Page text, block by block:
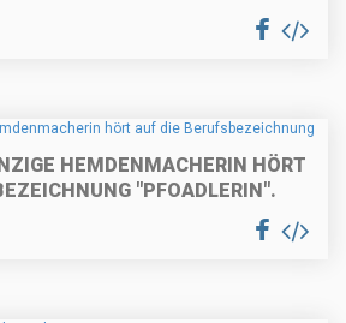
HEMDENMACHERIN HÖRT
"PFOADLERIN".